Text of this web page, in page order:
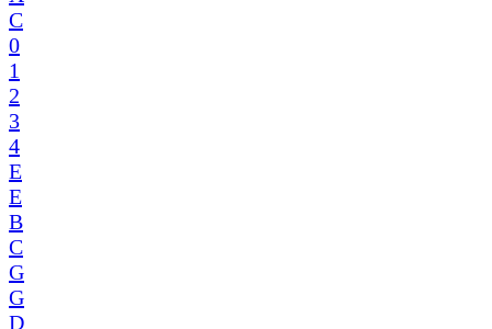
C
0
1
2
3
4
E
E
B
C
G
G
D